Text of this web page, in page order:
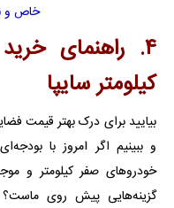
خاص و
۴. راهنمای
کیلومتر سایپا
بیایید برای درک بهتر قیمت
و ببینیم اگر امروز با
خودروهای صفر کیلومتر و
گزینه‌هایی پیش روی ماست؟